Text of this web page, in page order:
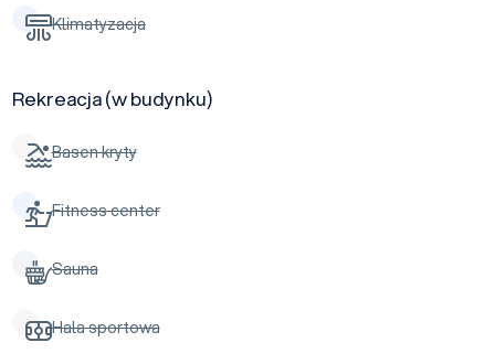
Klimatyzacja
Rekreacja (w budynku)
Basen kryty
Fitness center
Sauna
Hala sportowa